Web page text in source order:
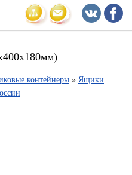
контейнеры » Ящики